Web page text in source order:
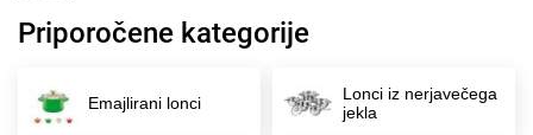
Priporočene kategorije
Emajlirani lonci
Lonci iz nerjavečega
jekla